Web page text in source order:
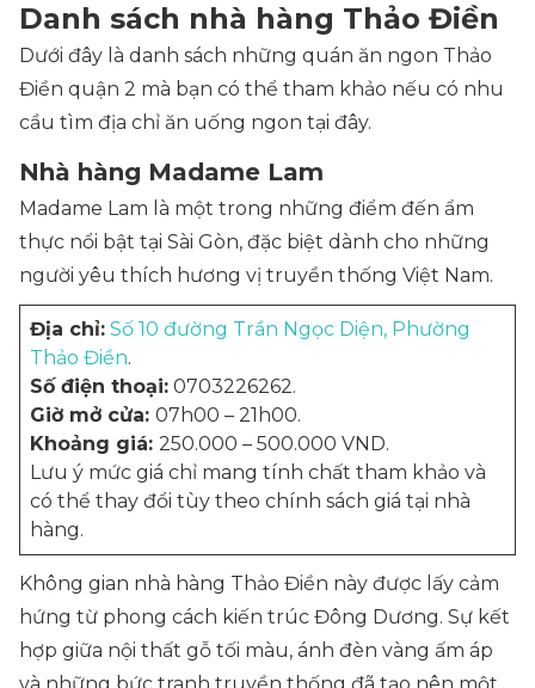
Danh sách nhà hàng Thảo Điền
Dưới đây là danh sách những quán ăn ngon Thảo
Điền quận 2 mà bạn có thể tham khảo nếu có nhu
cầu tìm địa chỉ ăn uống ngon tại đây.
Nhà hàng Madame Lam
Madame Lam là một trong những điểm đến ẩm
thực nổi bật tại Sài Gòn, đặc biệt dành cho những
người yêu thích hương vị truyền thống Việt Nam.
Địa chỉ: Số 10 đường Trần Ngọc Diện, Phường
Thảo Điền.
Số điện thoại: 0703226262.
Giờ mở cửa: 07h00 – 21h00.
Khoảng giá: 250.000 – 500.000 VND.
Lưu ý mức giá chỉ mang tính chất tham khảo và
có thể thay đổi tùy theo chính sách giá tại nhà
hàng.
Không gian nhà hàng Thảo Điền này được lấy cảm
hứng từ phong cách kiến trúc Đông Dương. Sự kết
hợp giữa nội thất gỗ tối màu, ánh đèn vàng ấm áp